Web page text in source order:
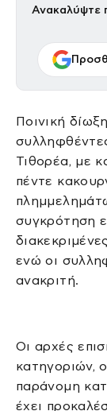
Ανακαλύψτε
Ποινική
Τιθορέα, με
πέντε
συγκρότηση
ενώ οι
ανακριτή.
Οι αρχές
κατηγοριών,
παράνομη
έχει